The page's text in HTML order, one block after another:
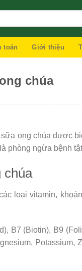
toán Giới thiệu
chúa
ong chúa được
phòng ngừa bệnh
chúa
loại vitamin,
B7 (Biotin), B9